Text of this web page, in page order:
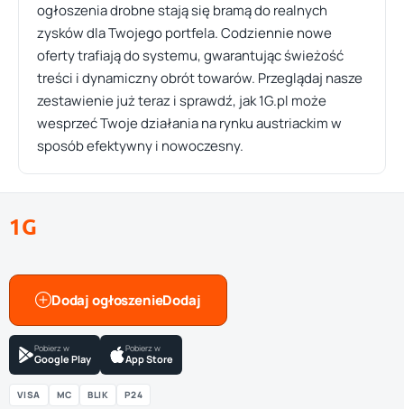
ogłoszenia drobne stają się bramą do realnych
zysków dla Twojego portfela. Codziennie nowe
oferty trafiają do systemu, gwarantując świeżość
treści i dynamiczny obrót towarów. Przeglądaj nasze
zestawienie już teraz i sprawdź, jak 1G.pl może
wesprzeć Twoje działania na rynku austriackim w
sposób efektywny i nowoczesny.
1G
Dodaj ogłoszenie
Pobierz w
Google Play
Pobierz w
App Store
VISA MC BLIK P24